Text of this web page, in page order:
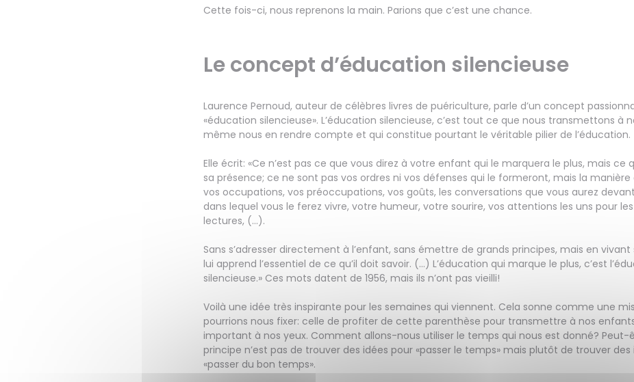
Cette fois-ci, nous reprenons la main. Parions que c’est une chance.
Le concept d’éducation silencieuse
Laurence Pernoud, auteur de célèbres livres de puériculture, parle d’un concept
«éducation silencieuse». L’éducation silencieuse, c’est tout ce que nous transmettons à
même nous en rendre compte et qui constitue pourtant le véritable pilier de l’éducation.
Elle écrit: «Ce n’est pas ce que vous direz à votre enfant qui le marquera le plus, mais ce
sa présence; ce ne sont pas vos ordres ni vos défenses qui le formeront, mais la manière
vos occupations, vos préoccupations, vos goûts, les conversations que vous aurez
dans lequel vous le ferez vivre, votre humeur, votre sourire, vos attentions les uns pour
lectures, (…).
Sans s’adresser directement à l’enfant, sans émettre de grands principes, mais en vivant
lui apprend l’essentiel de ce qu’il doit savoir. (…) L’éducation qui marque le plus, c’est
silencieuse.» Ces mots datent de 1956, mais ils n’ont pas vieilli!
Voilà une idée très inspirante pour les semaines qui viennent. Cela sonne comme une
pourrions nous fixer: celle de profiter de cette parenthèse pour transmettre à nos
important à nos yeux. Comment allons-nous utiliser le temps qui nous est donné? Peut-
principe n’est pas de trouver des idées pour «passer le temps» mais plutôt de trouver des
«passer du bon temps».